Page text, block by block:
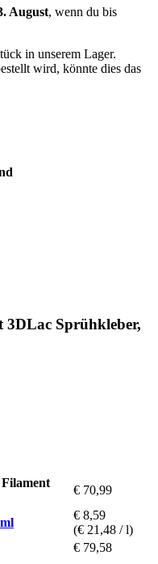
August, wenn du bis
in unserem Lager.
wird, könnte dies das
3DLac Sprühkleber,
€ 70,99
€ 8,59
(€ 21,48 / l)
€ 79,58